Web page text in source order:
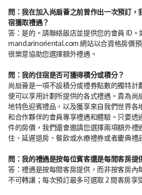
問：我在加入尚扇薈之前曾作出一次預訂，
宿獲取禮遇？
答：是的。請聯絡飯店並提供您的會員 ID。
mandarinoriental.com 網站以合資格房價
很樂意協助您選擇額外禮遇。
問：我的住宿是否可獲得積分或積分？
尚扇薈是一項不設積分或禮券點數的獨特計
便可以享用計劃所提供的各式禮遇。貴為尚
地特色迎賓禮品，以及獲享來自我們世界各
和合作夥伴的會員專享禮遇和體驗。只要透
件的房價，我們還會邀請您選擇兩項額外禮
住、延遲退房、餐飲或水療禮券或者慶典禮
問：我的禮遇是按每位賓客還是每間客房提
答：禮遇是按每間客房提供，而非按客房內
不可轉讓；每次預訂最多可選取 2 間客房享